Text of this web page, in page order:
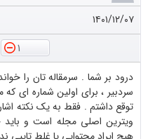
۱۴۰۱/۱۲/۰۷
1
درود بر شما . سرمقاله تان را
سردبیر ، برای اولین شماره ای
توقع داشتم . فقط به یک نکته
ویترین اصلی مجله است و باید